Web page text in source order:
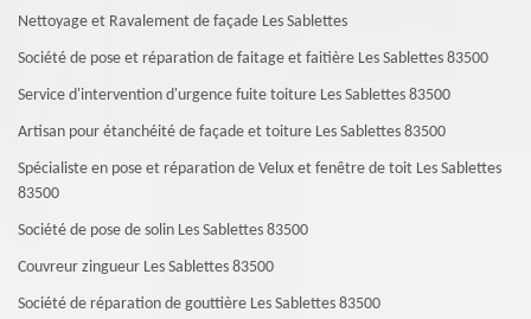
Nettoyage et Ravalement de façade Les Sablettes
Société de pose et réparation de faitage et faitière Les Sablettes 83500
Service d'intervention d'urgence fuite toiture Les Sablettes 83500
Artisan pour étanchéité de façade et toiture Les Sablettes 83500
Spécialiste en pose et réparation de Velux et fenêtre de toit Les Sablettes
83500
Société de pose de solin Les Sablettes 83500
Couvreur zingueur Les Sablettes 83500
Société de réparation de gouttière Les Sablettes 83500